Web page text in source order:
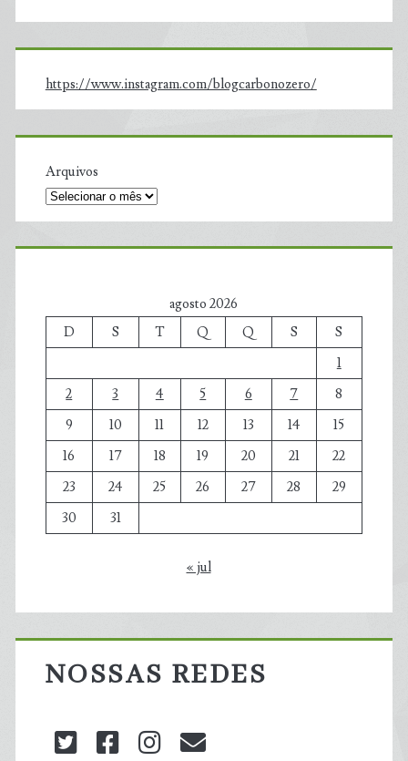
https://www.instagram.com/blogcarbonozero/
Arquivos
agosto 2026
D
S T Q Q S
S
1
2
3 4 5 6 7
8
9
10 11 12 13 14
15
16
17 18 19 20 21
22
23
24 25 26 27 28
29
30
31
« jul
NOSSAS REDES
twitterfacebookinstagram